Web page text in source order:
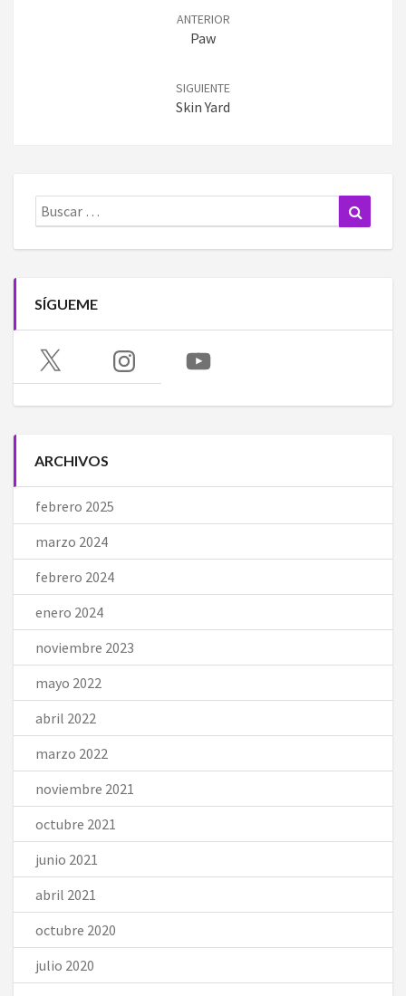
ANTERIOR
Paw
SIGUIENTE
Skin Yard
Buscar:
SÍGUEME
X Instagram YouTube
ARCHIVOS
febrero 2025
marzo 2024
febrero 2024
enero 2024
noviembre 2023
mayo 2022
abril 2022
marzo 2022
noviembre 2021
octubre 2021
junio 2021
abril 2021
octubre 2020
julio 2020